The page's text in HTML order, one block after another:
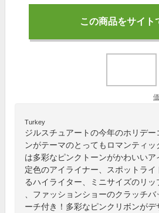
この商品をサイト
Turkey
ジルスチュアートの今年のホリデ
ンがテーマのとってもロマンティ
は多彩なピンクトーンがかわいい
定色のアイライナー、スポットライ
るハイライター、ミニサイズのリッ
、ファッションショーのクラッチ
ーチ付き！多彩なピンクリボンが